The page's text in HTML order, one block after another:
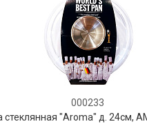
000233
стеклянная "Aroma" д. 24см,